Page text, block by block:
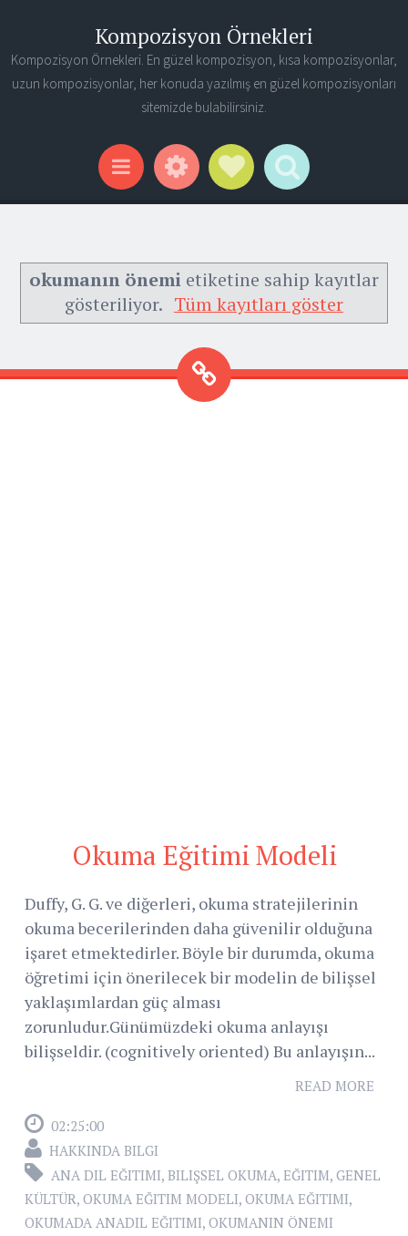
Kompozisyon Örnekleri
Kompozisyon Örnekleri. En güzel kompozisyon, kısa kompozisyonlar,
uzun kompozisyonlar, her konuda yazılmış en güzel kompozisyonları
sitemizde bulabilirsiniz.
Menu WidgetsSocial Links
Search
okumanın önemi etiketine sahip kayıtlar
gösteriliyor. Tüm kayıtları göster
Okuma Eğitimi Modeli
Duffy, G. G. ve diğerleri, okuma stratejilerinin
okuma becerilerinden daha güvenilir olduğuna
işaret etmektedirler. Böyle bir durumda, okuma
öğretimi için önerilecek bir modelin de bilişsel
yaklaşımlardan güç alması
zorunludur.Günümüzdeki okuma anlayışı
bilişseldir. (cognitively oriented) Bu anlayışın...
READ MORE
02:25:00
HAKKINDA BILGI
ANA DIL EĞITIMI, BILIŞSEL OKUMA, EĞITIM, GENEL
KÜLTÜR, OKUMA EĞITIM MODELI, OKUMA EĞITIMI,
OKUMADA ANADIL EĞITIMI, OKUMANIN ÖNEMI